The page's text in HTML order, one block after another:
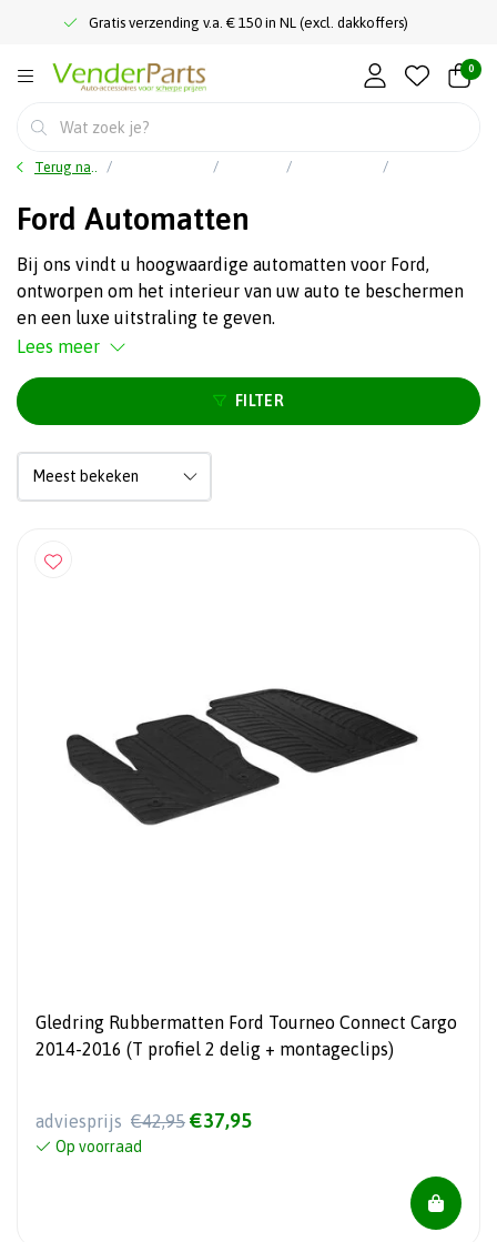
Gratis verzending v.a. € 150 in NL (excl. dakkoffers)
0
Terug naar home
Ford Automatten
Bij ons vindt u hoogwaardige automatten voor Ford,
ontworpen om het interieur van uw auto te beschermen
en een luxe uitstraling te geven.
Lees meer
FILTER
Gledring Rubbermatten Ford Tourneo Connect Cargo
2014-2016 (T profiel 2 delig + montageclips)
adviesprijs €42,95 €37,95
Op voorraad